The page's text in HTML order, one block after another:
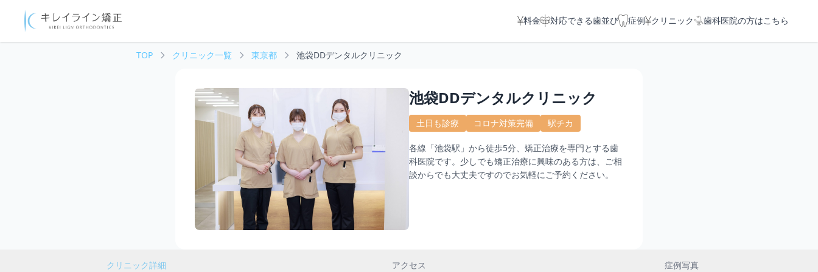
料金 対応できる歯並び 症例 クリニック 歯科医院の方はこちら
TOP クリニック一覧 東京都 池袋DDデンタルクリニック
池袋DDデンタルクリニック
土日も診療 コロナ対策完備 駅チカ
各線「池袋駅」から徒歩5分、矯正治療を専門とする歯
科医院です。少しでも矯正治療に興味のある方は、ご相
談からでも大丈夫ですのでお気軽にご予約ください。
クリニック詳細 アクセス 症例写真